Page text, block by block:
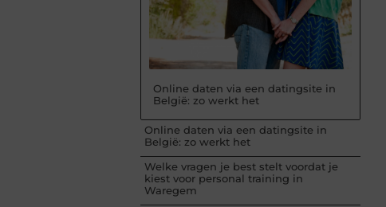
Online daten via een datingsite in
België: zo werkt het
Online daten via een datingsite in
België: zo werkt het
Welke vragen je best stelt voordat je
kiest voor personal training in
Waregem